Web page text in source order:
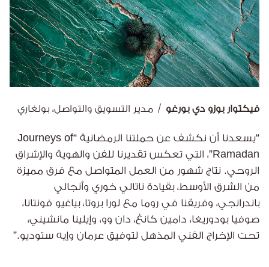
فيكتوار بوزو دي بورغو مدير التسويق والتواصل، بولغاري
“يسعدنا أن نكشف عن حملتنا الرمضانية “Journeys of
Ramadan”، التي تعكس تقديرنا للفن والهوية والإشراق
الروحي. نتاج شهور من العمل المتواصل مع فرق مميزة
من الشرق الأوسط، بقيادة ناتالي خوري وأنجالي
باندرانجي، وفريقنا في روما مع لورا بروتا، بياغيو فونتانا،
صوفيا بودوريغا، دامين كانغ، دان وو، وإيلينا مانشيني،
تحت الإخراج الفني المذهل لتوفيق عرمان وإيه ستوديو.”